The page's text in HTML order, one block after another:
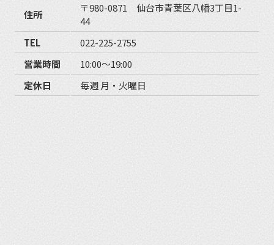
住所
〒980-0871 仙台市青葉区八幡3丁目1-
44
TEL
022-225-2755
営業時間
10:00〜19:00
定休日
毎週 月・火曜日